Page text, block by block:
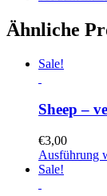
Ähnliche
Sale!
Sheep –
€3,00
Ausführung
Sale!